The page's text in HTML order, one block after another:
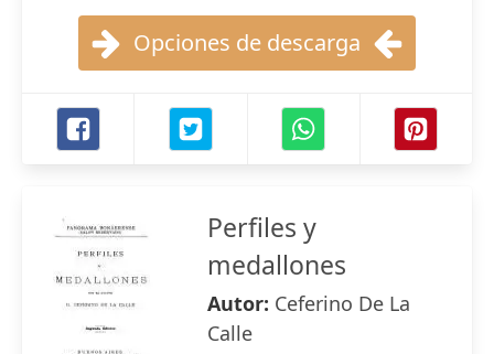
Opciones de descarga
Perfiles y
medallones
Autor: Ceferino De La
Calle